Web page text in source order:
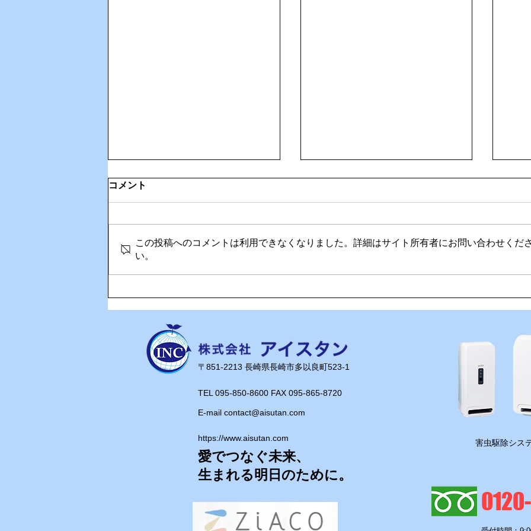
🌊ハガネの肉体を持つ職員、
🍻住吉の夜は「さんかくしか
端！
コメント
この投稿へのコメントは利用できなくなりました。詳細はサイト所有者にお問い合わせくだ
い。
​〒851-2213 長崎県長崎市多以良町523-1
TEL 095-850-8600 FAX 095-865-8720​
E-mail contact@aisutan.com
https://www.aisutan.com
愛でつなぐ未来、
​生まれる明日のために。
害虫駆除シス